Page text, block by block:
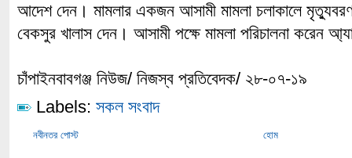
আদেশ দেন। মামলার একজন আসামী মামলা চলাকালে
বেকসুর খালাস দেন। আসামী পক্ষে মামলা পরিচালনা করেন
চাঁপাইনবাবগঞ্জ নিউজ/ নিজস্ব প্রতিবেদক/ ২৮-০৭-১৯
Labels: সকল সংবাদ
নবীনতর পোস্ট হোম